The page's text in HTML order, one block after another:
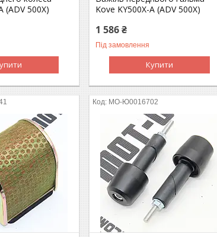
(ADV 500X)
Kove KY500X-A (ADV 500X)
1 586 ₴
Під замовлення
Купити
MO-Ю0016702